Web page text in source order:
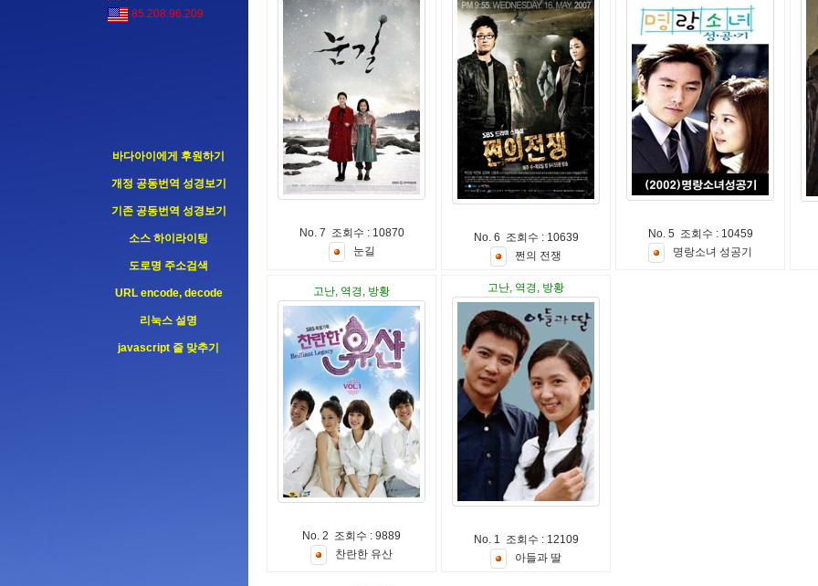
85.208.96.209
바다아이에게 후원하기
개정 공동번역 성경보기
기존 공동번역 성경보기
소스 하이라이팅
도로명 주소검색
URL encode, decode
리눅스 설명
javascript 줄 맞추기
No. 7 조회수 : 10870
눈길
No. 6 조회수 : 10639
쩐 의 전쟁
No. 5 조회수 : 10459
명랑소녀 성공기
고난, 역경, 방황
No. 2 조회수 : 9889
찬란한 유산
고난, 역경, 방황
No. 1 조회수 : 12109
아들과 딸